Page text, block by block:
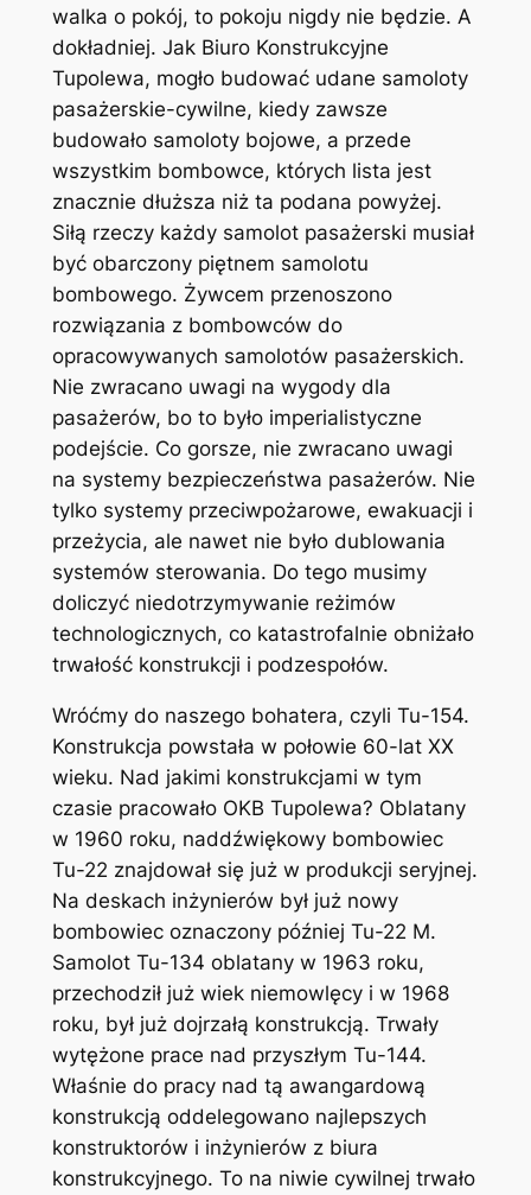
walka o pokój, to pokoju nigdy nie będzie. A
dokładniej. Jak Biuro Konstrukcyjne
Tupolewa, mogło budować udane samoloty
pasażerskie-cywilne, kiedy zawsze
budowało samoloty bojowe, a przede
wszystkim bombowce, których lista jest
znacznie dłuższa niż ta podana powyżej.
Siłą rzeczy każdy samolot pasażerski musiał
być obarczony piętnem samolotu
bombowego. Żywcem przenoszono
rozwiązania z bombowców do
opracowywanych samolotów pasażerskich.
Nie zwracano uwagi na wygody dla
pasażerów, bo to było imperialistyczne
podejście. Co gorsze, nie zwracano uwagi
na systemy bezpieczeństwa pasażerów. Nie
tylko systemy przeciwpożarowe, ewakuacji i
przeżycia, ale nawet nie było dublowania
systemów sterowania. Do tego musimy
doliczyć niedotrzymywanie reżimów
technologicznych, co katastrofalnie obniżało
trwałość konstrukcji i podzespołów.
Wróćmy do naszego bohatera, czyli Tu-154.
Konstrukcja powstała w połowie 60-lat XX
wieku. Nad jakimi konstrukcjami w tym
czasie pracowało OKB Tupolewa? Oblatany
w 1960 roku, naddźwiękowy bombowiec
Tu-22 znajdował się już w produkcji seryjnej.
Na deskach inżynierów był już nowy
bombowiec oznaczony później Tu-22 M.
Samolot Tu-134 oblatany w 1963 roku,
przechodził już wiek niemowlęcy i w 1968
roku, był już dojrzałą konstrukcją. Trwały
wytężone prace nad przyszłym Tu-144.
Właśnie do pracy nad tą awangardową
konstrukcją oddelegowano najlepszych
konstruktorów i inżynierów z biura
konstrukcyjnego. To na niwie cywilnej trwało